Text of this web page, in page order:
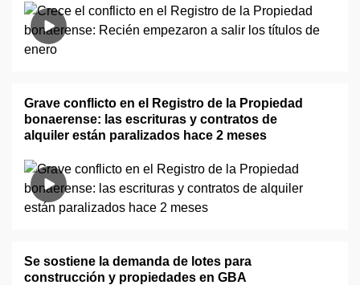
Grave conflicto en el Registro de la Propiedad
bonaerense: las escrituras y contratos de
alquiler están paralizados hace 2 meses
Se sostiene la demanda de lotes para
construcción y propiedades en GBA